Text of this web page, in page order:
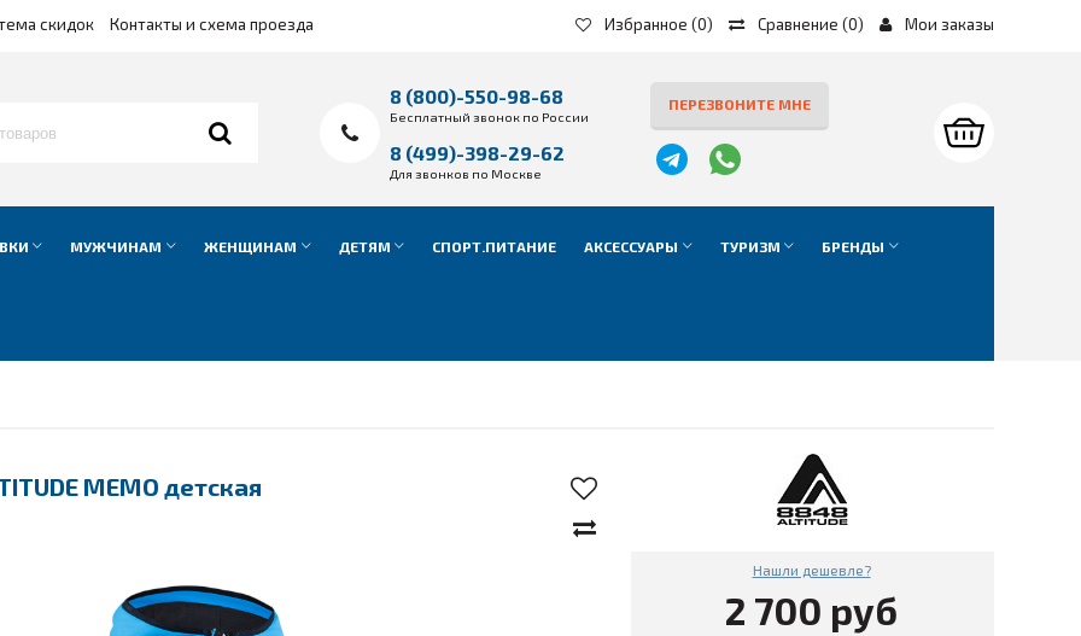
Избранное (0) Сравнение (0) Мои заказы
скидок Контакты и схема проезда
8 (800)-550-98-68
Бесплатный звонок по России
8 (499)-398-29-62
Для звонков по Москве
ПЕРЕЗВОНИТЕ МНЕ
МУЖЧИНАМ ЖЕНЩИНАМ ДЕТЯМ СПОРТ.ПИТАНИЕ АКСЕССУАРЫ ТУРИЗМ БРЕНДЫ
MEMO детская
Нашли дешевле?
2 700 руб